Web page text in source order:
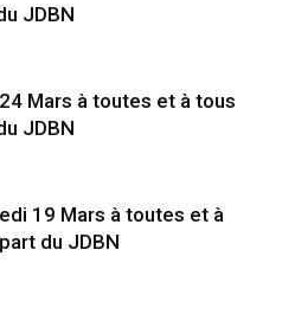
JDBN
Mars à toutes et à tous
JDBN
19 Mars à toutes et à
du JDBN